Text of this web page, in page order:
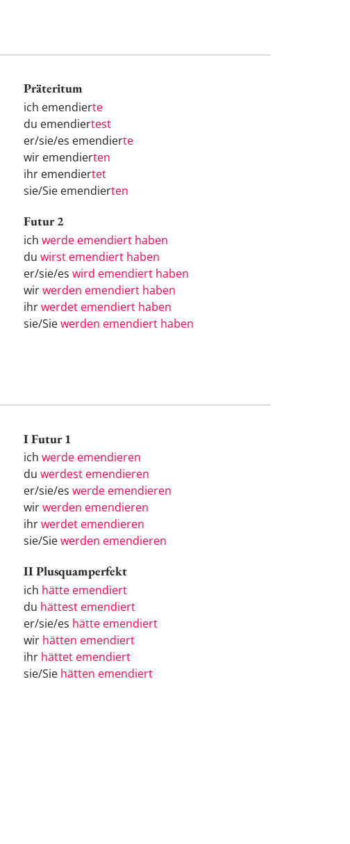
Präteritum
ich emendierte
du emendiertest
er/sie/es emendierte
wir emendierten
ihr emendiertet
sie/Sie emendierten
Futur 2
ich werde emendiert haben
du wirst emendiert haben
er/sie/es wird emendiert haben
wirwerden emendiert haben
ihrwerdet emendiert haben
sie/Siewerden emendiert haben
I Futur 1
ich werde emendieren
du werdest emendieren
er/sie/es werde emendieren
wirwerden emendieren
ihrwerdet emendieren
sie/Siewerden emendieren
II Plusquamperfekt
ich hätte emendiert
du hättest emendiert
er/sie/es hätte emendiert
wir hätten emendiert
ihr hättet emendiert
sie/Sie hätten emendiert